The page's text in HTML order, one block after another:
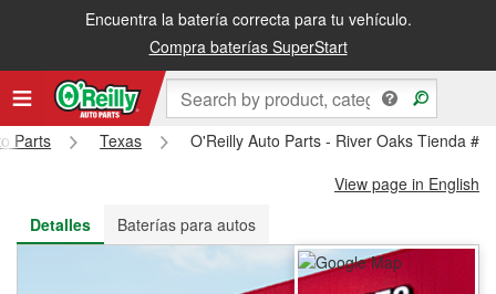
Encuentra la batería correcta para tu vehículo.
Compra baterías SuperStart
Recibe tu orden gratis al día siguiente o recógela en la tienda
Parts Texas
O'Reilly Auto Parts - River Oaks Tienda
View page in English
Detalles
Baterías para autos